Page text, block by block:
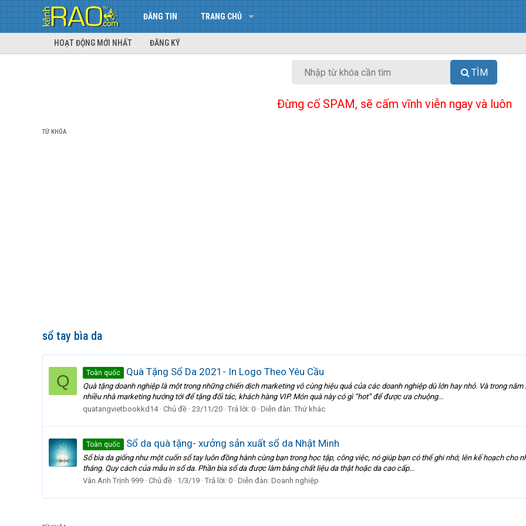
ĐĂNG TIN TRANG CHỦ
HOẠT ĐỘNG MỚI NHẤT ĐĂNG KÝ
TÌM
Đừng cố SPAM, sẽ cấm vĩnh viễn ngay và luôn
TỪ KHÓA
sổ tay bìa da
Q Toàn quốc Quà Tặng Sổ Da 2021- In Logo Theo Yêu Cầu
Quà tặng doanh nghiệp là một trong những chiến dịch marketing vô cùng hiệu quả của các doanh nghiệp dù lớn hay nhỏ. Và trong
nhiều nhà marketing hướng tới để tặng đối tác, khách hàng VIP. Món quà này có gì “hot” để được ưa chuộng...
quatangvietbookkd14 Chủ đề 23/11/20 Trả lời: 0 Diễn đàn: Thứ khác
Toàn quốc Sổ da quà tặng- xưởng sản xuất sổ da Nhật Minh
Sổ bìa da giống như một cuốn sổ tay luôn đồng hành cùng bạn trong học tập, công việc, nó giúp bạn có thể ghi nhớ, lên kế hoạch cho
tháng. Quy cách của mẫu in sổ da. Phần bìa sổ da được làm bằng chất liệu da thật hoặc da cao cấp...
Vân Anh Trịnh 999 Chủ đề 1/3/19 Trả lời: 0 Diễn đàn: Doanh nghiệp